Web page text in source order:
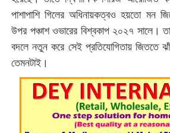
পাশাপাশি গিলের অধিনায়কত্বও হয়তো মন
উপর পঞ্চাশ ওভারের বিশ্বকাপ ২০২৭ সালে।
বদলে নতুন করে সেই প্রতিযোগিতায় জিততে
তেমনটাই।